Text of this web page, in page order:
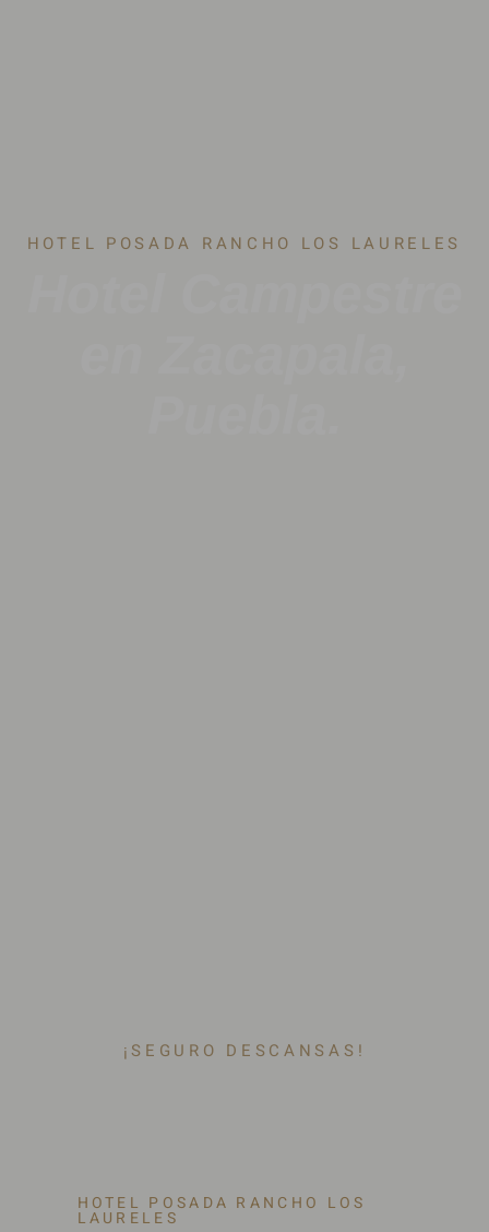
HOTEL POSADA RANCHO LOS LAURELES
¡SEGURO DESCANSAS!
HOTEL POSADA RANCHO LOS
LAURELES